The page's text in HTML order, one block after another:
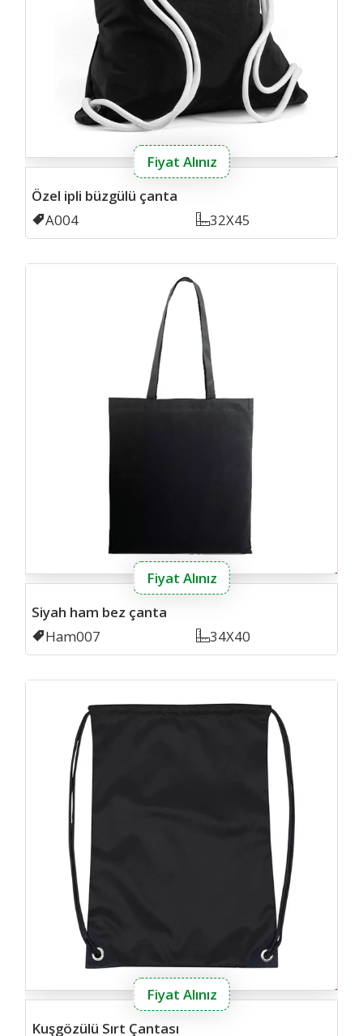
Fiyat Alınız
Özel ipli büzgülü çanta
Kodu
A004 Ölçü
32X45
Fiyat Alınız
Siyah ham bez çanta
Kodu
Ham007 Ölçü
34X40
Fiyat Alınız
Kuşgözülü Sırt Çantası